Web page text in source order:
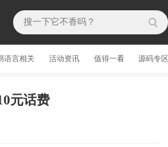
语言相关 活动资讯 值得一看 源码专
元话费